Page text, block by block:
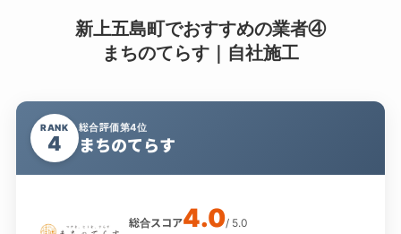
新上五島町でおすすめの業者④
まちのてらす｜自社施工
RANK
4
総合評価第4位
まちのてらす
総合スコア4.0/ 5.0